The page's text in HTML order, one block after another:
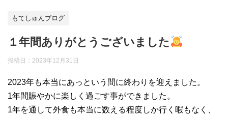
もてしゅんブログ
１年間ありがとうございました
投稿日： 2023年12月31日
2023年も本当にあっという間に終わりを迎えました。
1年間賑やかに楽しく過ごす事ができました。
1年を通して外食も本当に数える程度しか行く暇もなく、